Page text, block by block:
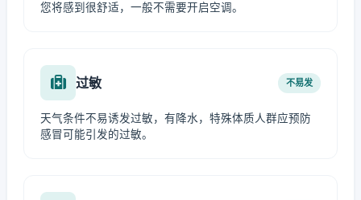
您将感到很舒适，一般不需要开启空调。
过敏 不易发
天气条件不易诱发过敏，有降水，特殊体质人群应预防
感冒可能引发的过敏。